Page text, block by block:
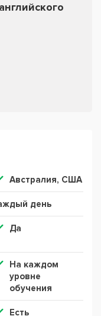
Австралия, США
день
Да
На каждом
уровне
обучения
Есть